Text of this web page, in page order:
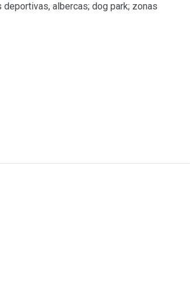
albercas; dog park; zonas